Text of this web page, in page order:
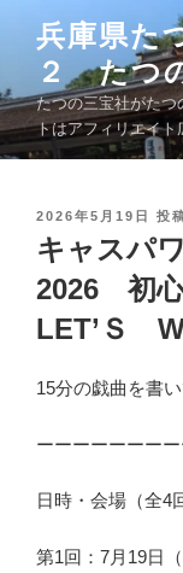
ン
ツ
へ
兵庫県た
２ たつ
たつの三宝社がたつ
トはアフィリエイト
投
稿
日
:
2026年5月19日 投
キャスパ
2026 初
LET’Ｓ
15分の戯曲を書
ーーーーーーー
日時・会場（全4
第1回：7月19日